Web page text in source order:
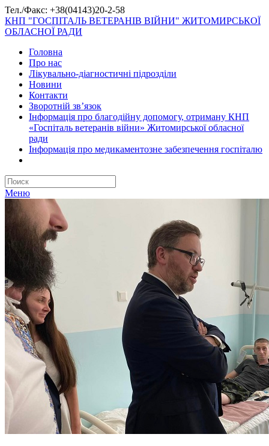
Тел./Факс: +38(04143)20-2-58
КНП "ГОСПІТАЛЬ ВЕТЕРАНІВ ВІЙНИ" ЖИТОМИРСЬКОЇ
ОБЛАСНОЇ РАДИ
Головна
Про нас
Лікувально-діагностичні підрозділи
Новини
Контакти
Зворотній зв’язок
Інформація про благодійну допомогу, отриману КНП
«Госпіталь ветеранів війни» Житомирської обласної
ради
Інформація про медикаментозне забезпечення госпіталю
Меню